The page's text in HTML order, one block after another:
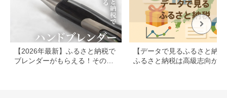
【2026年最新】ふるさと納税で
ブレンダーがもらえる！その他
【データで見るふるさと納
ふるさと納税は高級志向から